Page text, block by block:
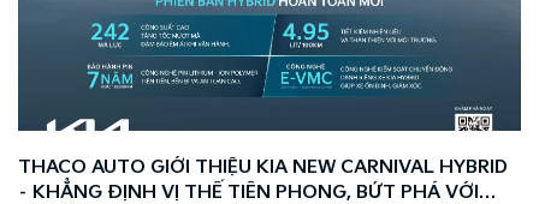
THACO AUTO GIỚI THIỆU KIA NEW CARNIVAL HYBRID
– KHẲNG ĐỊNH VỊ THẾ TIÊN PHONG, BỨT PHÁ VỚI